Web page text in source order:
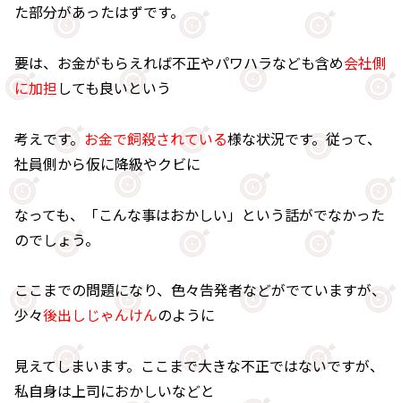
た部分があったはずです。
要は、お金がもらえれば不正やパワハラなども含め会社側
に加担しても良いという
考えです。 お金で飼殺されている様な状況です。従って、
社員側から仮に降級やクビに
なっても、「こんな事はおかしい」という話がでなかった
のでしょう。
ここまでの問題になり、色々告発者などがでていますが、
少々後出しじゃんけんのように
見えてしまいます。ここまで大きな不正ではないですが、
私自身は上司におかしいなどと